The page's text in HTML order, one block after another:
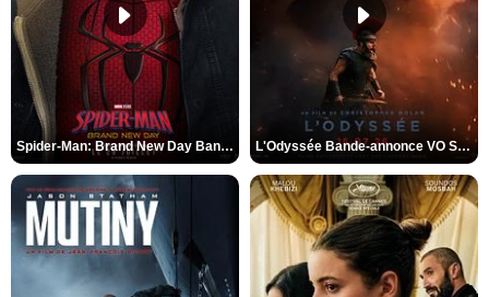
Spider-Man: Brand New Day Bande-annonce VO STFR L'Odyssée Bande-annonce VO STFR